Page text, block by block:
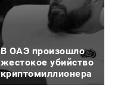
В ОАЭ произошло
жестокое убийство
криптомиллионера